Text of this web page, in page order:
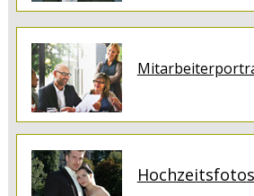
Hochzeitsfotos